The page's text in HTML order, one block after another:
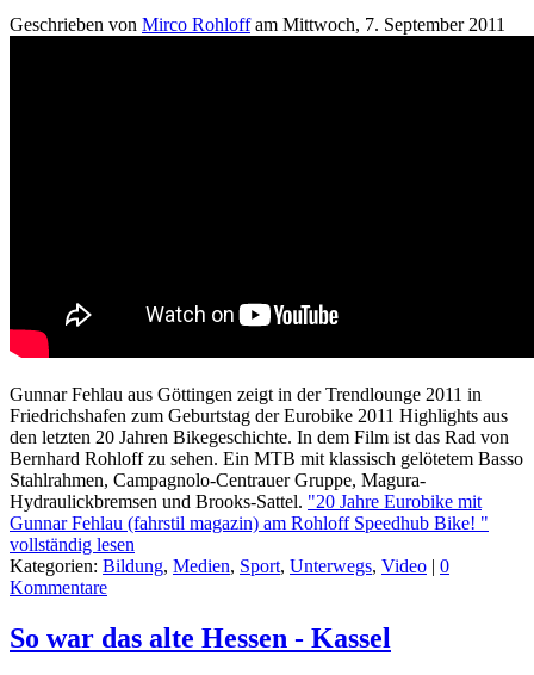
Geschrieben von Mirco Rohloffam Mittwoch, 7. September 2011
Gunnar Fehlau aus Göttingen zeigt in der Trendlounge 2011 in
Friedrichshafen zum Geburtstag der Eurobike 2011 Highlights aus
den letzten 20 Jahren Bikegeschichte. In dem Film ist das Rad von
Bernhard Rohloff zu sehen. Ein MTB mit klassisch gelötetem Basso
Stahlrahmen, Campagnolo-Centrauer Gruppe, Magura-
Hydraulickbremsen und Brooks-Sattel. "20 Jahre Eurobike mit
Gunnar Fehlau (fahrstil magazin) am Rohloff Speedhub Bike! "
vollständig lesen
Kategorien: Bildung, Medien, Sport, Unterwegs, Video | 0
Kommentare
So war das alte Hessen - Kassel